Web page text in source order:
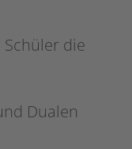
die
Dualen